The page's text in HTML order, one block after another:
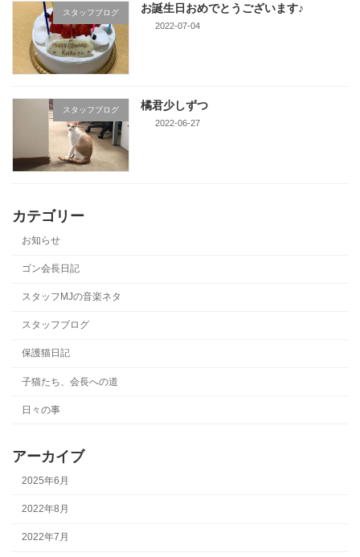
スタッフブログ お誕生日おめでとうございます♪
2022-07-04
スタッフブログ 橘君少しずつ
2022-06-27
カテゴリー
お知らせ
ゴン会長日記
スタッフMJの音楽ネタ
スタッフブログ
保護猫日記
子猫たち、会長への道
日々の事
アーカイブ
2025年6月
2022年8月
2022年7月